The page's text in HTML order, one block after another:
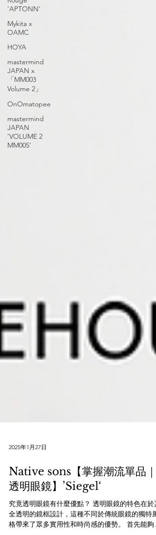
'APTONN'
Mykita x
OAMC
HOYA
mastermind
JAPAN x
「MM003
Volume 2」
OnOmatopee
mastermind
JAPAN
'VOLUME 2
MM005'
Native sons【掌握潮流單品｜
透明眼鏡】’Siegel‘
究竟透明眼鏡有什麼優點？ 透明眼鏡的特色在於其